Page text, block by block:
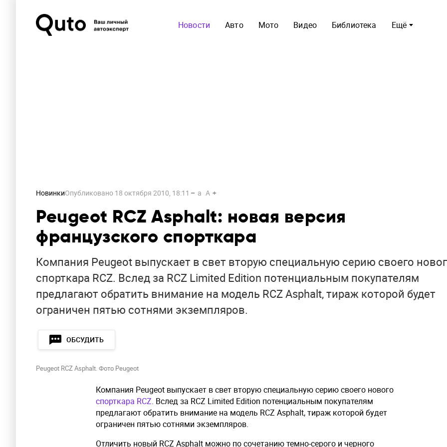
Ещё
Новости Авто Мото Видео Библиотека
НовинкиОпубликовано 18 октября 2010, 18:11 a A
Peugeot RCZ Asphalt: новая версия
французского спорткара
Компания Peugeot выпускает в свет вторую специальную серию своего
спорткара RCZ. Вслед за RCZ Limited Edition потенциальным покупателям
предлагают обратить внимание на модель RCZ Asphalt, тираж которой будет
ограничен пятью сотнями экземпляров.
ОБСУДИТЬ
Peugeot RCZ Asphalt. Фото Peugeot
Компания Peugeot выпускает в свет вторую специальную серию своего нового
спорткара RCZ. Вслед за RCZ Limited Edition потенциальным покупателям
предлагают обратить внимание на модель RCZ Asphalt, тираж которой будет
ограничен пятью сотнями экземпляров.
Отличить новый RCZ Asphalt можно по сочетанию темно-серого и черного